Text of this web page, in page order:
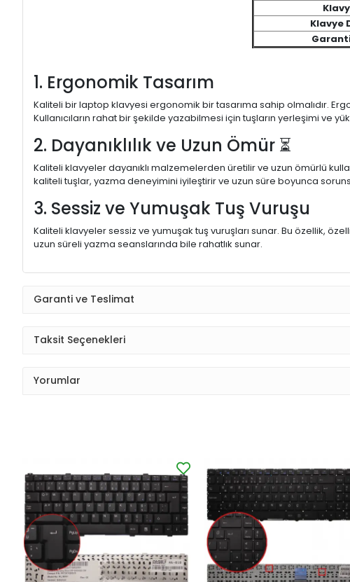
Klavye
1. Ergonomik Tasarım
Kaliteli bir laptop klavyesi ergonomik bir tasarıma sahip olmalıdır.
Kullanıcıların rahat bir şekilde yazabilmesi için tuşların yerleşimi ve
2. Dayanıklılık ve Uzun Ömür ⏳
Kaliteli klavyeler dayanıklı malzemelerden üretilir ve uzun ömürlü
kaliteli tuşlar, yazma deneyimini iyileştirir ve uzun süre boyunca
3. Sessiz ve Yumuşak Tuş Vuruşu
Kaliteli klavyeler sessiz ve yumuşak tuş vuruşları sunar. Bu özellik,
uzun süreli yazma seanslarında bile rahatlık sunar.
Garanti ve Teslimat
Taksit Seçenekleri
Yorumlar